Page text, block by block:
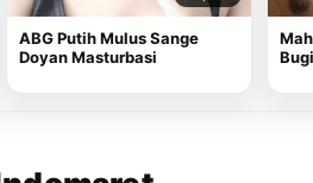
ABG Putih Mulus Sange
Doyan Masturbasi